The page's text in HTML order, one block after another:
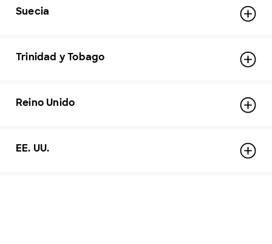
Suecia
Trinidad y Tobago
Reino Unido
EE. UU.